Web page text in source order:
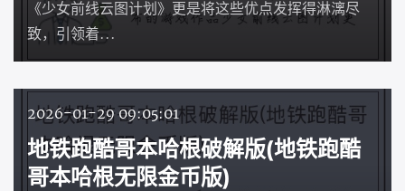
《少女前线云图计划》更是将这些优点发挥得淋漓尽
致，引领着...
2026-01-29 09:05:01
地铁跑酷哥本哈根破解版(地铁跑酷
哥本哈根无限金币版)